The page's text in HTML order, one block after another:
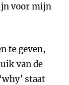
voor mijn
te geven,
van de
staat